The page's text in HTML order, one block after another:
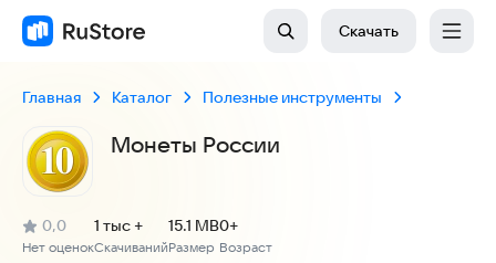
Скачать
Главная Каталог Полезные инструменты
Монеты России
Рейтинг:
0,0
(
Нет оценок
)
Скачиваний
1 тыс +
Размер
15.1 MB
Возраст
0+